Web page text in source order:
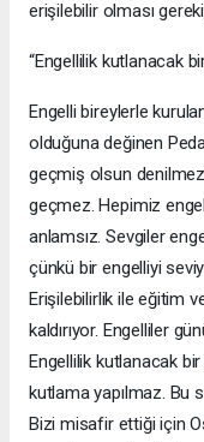
erişilebilir olması
“Engellilik kutlanacak
Engelli bireylerle
olduğuna değinen
geçmiş olsun
geçmez. Hepimiz
anlamsız. Sevgiler
çünkü bir engelliyi
Erişilebilirlik ile eğitim
kaldırıyor. Engelliler
Engellilik kutlanacak
kutlama yapılmaz. Bu
Bizi misafir ettiği için